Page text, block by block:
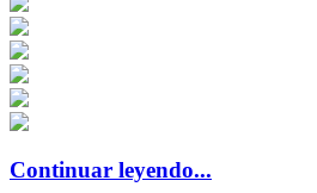
Continuar leyendo...